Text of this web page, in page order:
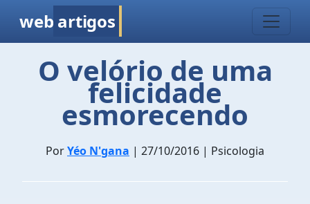
web artigos
O velório de uma
felicidade
esmorecendo
PorYéo N'gana | 27/10/2016 | Psicologia